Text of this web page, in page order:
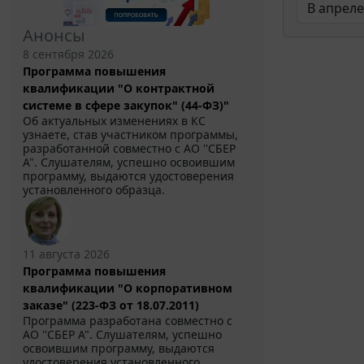
Анонсы
8 сентября 2026
Программа повышения
квалификации "О контрактной
системе в сфере закупок" (44-ФЗ)"
Об актуальных изменениях в КС
узнаете, став участником программы,
разработанной совместно с АО ''СБЕР
А". Слушателям, успешно освоившим
программу, выдаются удостоверения
установленного образца.
11 августа 2026
Программа повышения
квалификации "О корпоративном
заказе" (223-ФЗ от 18.07.2011)
Программа разработана совместно с
АО ''СБЕР А". Слушателям, успешно
освоившим программу, выдаются